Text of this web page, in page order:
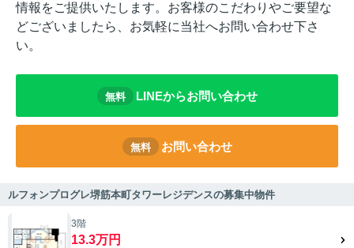
情報をご提供いたします。お客様のこだわりやご要望な
どございましたら、お気軽に当社へお問い合わせ下さ
い。
無料 LINEからお問い合わせ
無料 お問い合わせ
ルフォンプログレ堺筋本町タワーレジデンスの募集中物件
3階
13.3万円